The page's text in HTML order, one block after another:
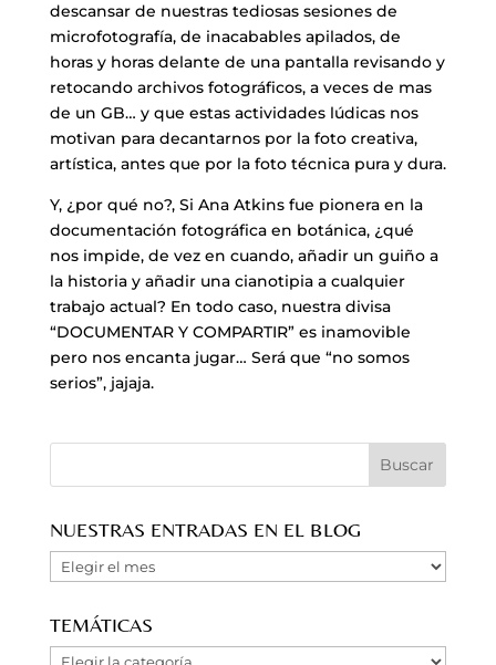
descansar de nuestras tediosas sesiones de
microfotografía, de inacabables apilados, de
horas y horas delante de una pantalla revisando y
retocando archivos fotográficos, a veces de mas
de un GB… y que estas actividades lúdicas nos
motivan para decantarnos por la foto creativa,
artística, antes que por la foto técnica pura y dura.
Y, ¿por qué no?, Si Ana Atkins fue pionera en la
documentación fotográfica en botánica, ¿qué
nos impide, de vez en cuando, añadir un guiño a
la historia y añadir una cianotipia a cualquier
trabajo actual? En todo caso, nuestra divisa
“DOCUMENTAR Y COMPARTIR” es inamovible
pero nos encanta jugar… Será que “no somos
serios”, jajaja.
NUESTRAS ENTRADAS EN EL BLOG
Nuestras
Entradas
el
TEMÁTICAS
Temáticas